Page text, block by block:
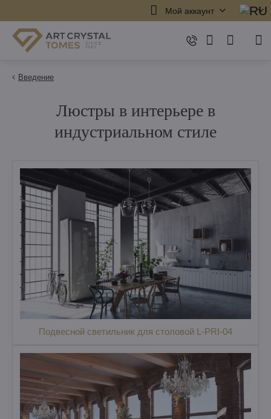
Мой аккаунт
Введение
Люстры в интерьере в
индустриальном стиле
Подвесной светильник для столовой L-PRI-04